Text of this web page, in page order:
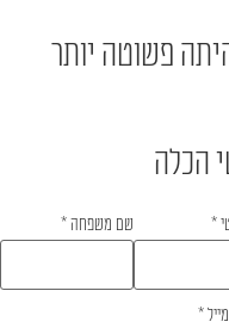
פשוטה יותר
הכלה
* שם משפחה*
*